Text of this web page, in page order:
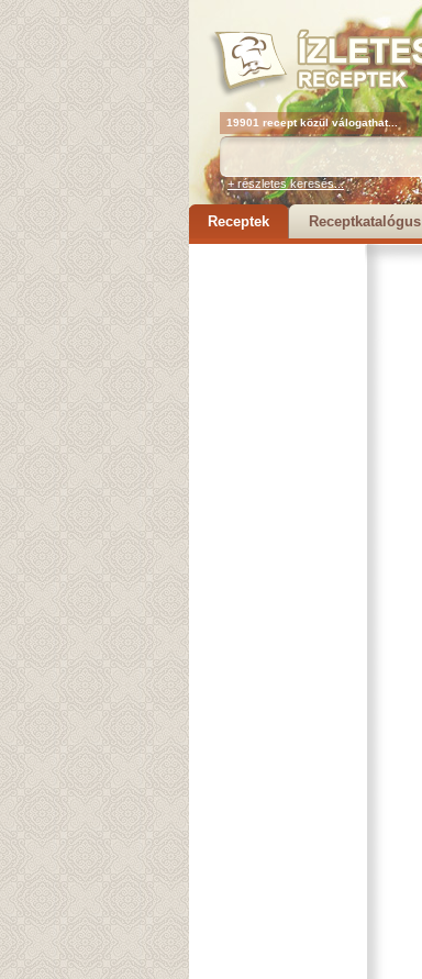
19901 recept közül válogathat...
+ részletes keresés...
Receptek Receptkatalógus